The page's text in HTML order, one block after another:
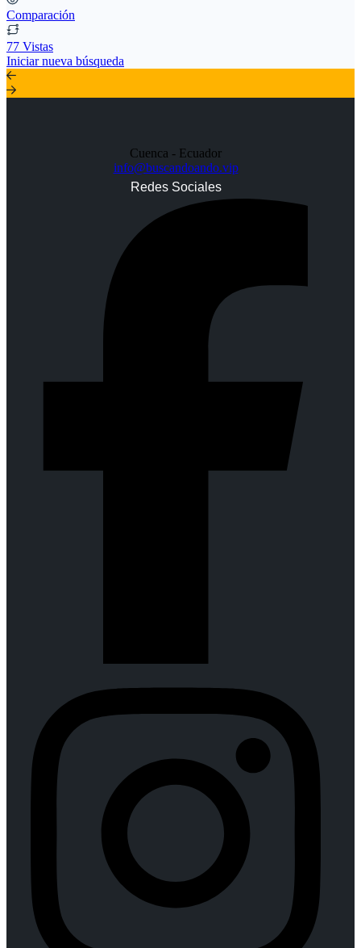
Comparación
77 Vistas
Iniciar nueva búsqueda
Cuenca - Ecuador
info@buscandoando.vip
Redes Sociales